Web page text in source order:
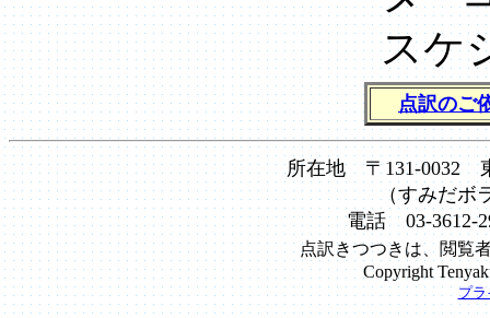
スケ
点訳のご
所在地 〒131-0032
（すみだボ
電話 03-
点訳きつつきは、閲覧
Copyright
プ